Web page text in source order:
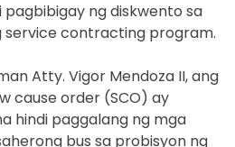
ng diskwento sa
service contracting program.
Atty. Vigor Mendoza II, ang
cause order (SCO) ay
hindi paggalang ng mga
bus sa probisyon ng